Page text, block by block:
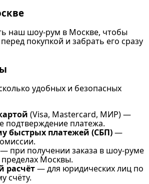
наш шоу-рум в Москве, чтобы
покупкой и забрать его сразу
удобных и безопасных
(Visa, Mastercard, МИР) —
подтверждение платежа.
быстрых платежей (СБП)—
— при получении заказа в шоу-руме
пределах Москвы.
расчёт— для юридических лиц по
счёту.